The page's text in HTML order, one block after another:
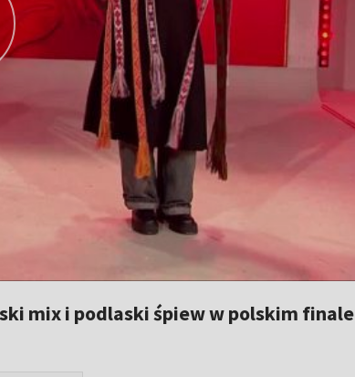
mix i podlaski śpiew w polskim finale